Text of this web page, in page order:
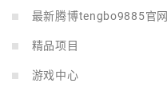
最新腾博tengbo9885官网
精品项目
游戏中心